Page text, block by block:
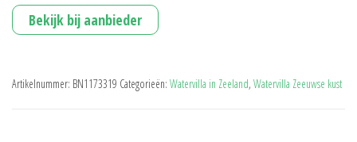
Bekijk bij aanbieder
Artikelnummer: BN1173319 Categorieën: Watervilla in Zeeland, Watervilla Zeeuwse kust